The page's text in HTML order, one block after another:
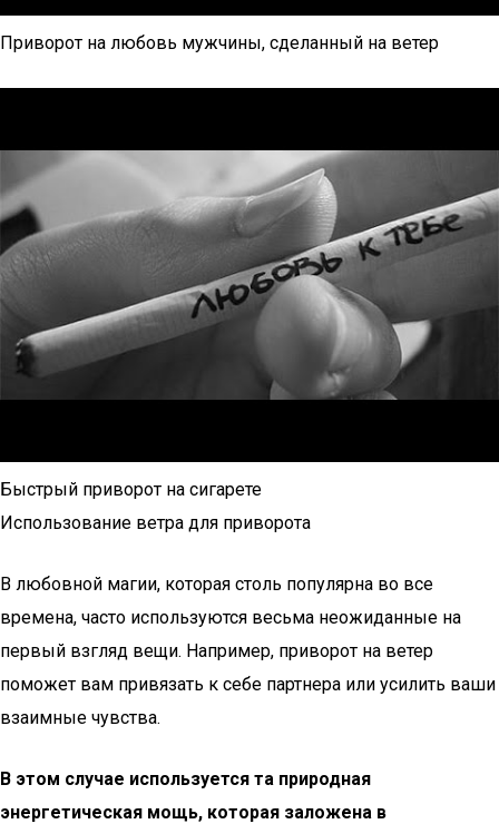
Приворот на любовь мужчины, сделанный на ветер
Быстрый приворот на сигарете
Использование ветра для приворота
В любовной магии, которая столь популярна во все
времена, часто используются весьма неожиданные на
первый взгляд вещи. Например, приворот на ветер
поможет вам привязать к себе партнера или усилить ваши
взаимные чувства.
В этом случае используется та природная
энергетическая мощь, которая заложена в